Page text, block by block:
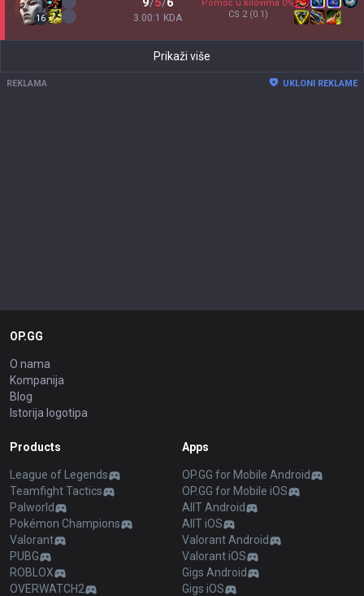
16 3.00:1 KDA
Pomoć u kilovima 0%
CS 2 (0.1)
Prikaži više
REKLAMA UKLONI REKLAME
OP.GG
O nama
Kompanija
Blog
Istorija logotipa
Products
League of Legends
Teamfight Tactics
Palworld
Pokémon Champions
Valorant
PUBG
ROBLOX
OVERWATCH2
Apps
OP.GG for Mobile Android
OP.GG for Mobile iOS
AllT Android
AllT iOS
Valorant Android
Valorant iOS
Gigs Android
Gigs iOS